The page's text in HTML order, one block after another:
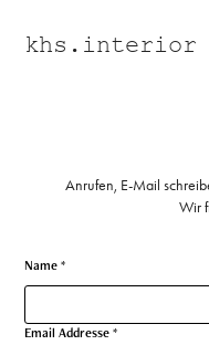
khs.interior
Anrufen, E-Mail
Wir
Name *
Email Addresse *